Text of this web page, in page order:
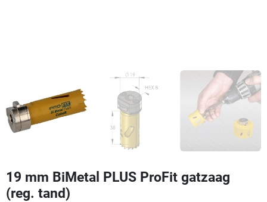
19 mm BiMetal PLUS ProFit gatzaag
(reg. tand)